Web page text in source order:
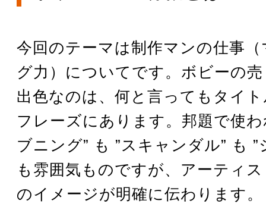
今回のテーマは制作マンの仕事
グ力）についてです。ボビーの
出色なのは、何と言ってもタイ
フレーズにあります。邦題で使
ブニング” も ”スキャンダル” も ”
も雰囲気ものですが、アーティ
のイメージが明確に伝わります。